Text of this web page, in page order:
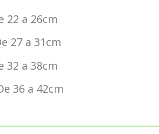
22 a 26cm
27 a 31cm
32 a 38cm
36 a 42cm